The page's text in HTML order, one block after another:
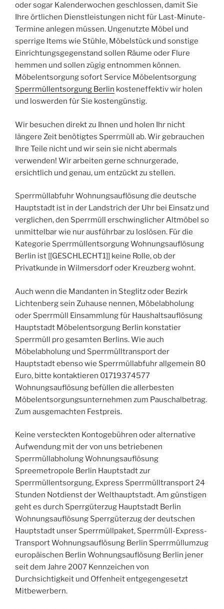
oder sogar Kalenderwochen geschlossen, damit Sie
Ihre örtlichen Dienstleistungen nicht für Last-Minute-
Termine anlegen müssen. Ungenutzte Möbel und
sperrige Items wie Stühle, Möbelstück und sonstige
Einrichtungsgegenstand sollen Räume oder Flure
hemmen und sollen zügig entnommen können.
Möbelentsorgung sofort Service Möbelentsorgung
Sperrmüllentsorgung Berlin kosteneffektiv wir holen
und loswerden für Sie kostengünstig.
Wir besuchen direkt zu Ihnen und holen Ihr nicht
längere Zeit benötigtes Sperrmüll ab. Wir gebrauchen
Ihre Teile nicht und wir sein sie nicht abermals
verwenden! Wir arbeiten gerne schnurgerade,
ersichtlich und genau, um entzückt zu stellen.
Sperrmüllabfuhr Wohnungsauflösung die deutsche
Hauptstadt ist in der Landstrich der Uhr bei Einsatz und
verglichen, den Sperrmüll erschwinglicher Altmöbel so
unmittelbar wie nur ausführbar zu loslösen. Für die
Kategorie Sperrmüllentsorgung Wohnungsauflösung
Berlin ist [[GESCHLECHT1]] keine Rolle, ob der
Privatkunde in Wilmersdorf oder Kreuzberg wohnt.
Auch wenn die Mandanten in Steglitz oder Bezirk
Lichtenberg sein Zuhause nennen, Möbelabholung
oder Sperrmüll Einsammlung für Haushaltsauflösung
Hauptstadt Möbelentsorgung Berlin konstatier
Sperrmüll pro gesamten Berlins. Wie auch
Möbelabholung und Sperrmülltransport der
Hauptstadt ebenso wie Sperrmüllabfuhr allgemein 80
Euro, bitte kontaktieren 01719374577
Wohnungsauflösung befüllen die allerbesten
Möbelentsorgungsunternehmen zum Pauschalbetrag.
Zum ausgemachten Festpreis.
Keine versteckten Kontogebühren oder alternative
Aufwendung mit der von uns betriebenen
Sperrmüllabholung Wohnungsauflösung
Spreemetropole Berlin Hauptstadt zur
Sperrmüllentsorgung, Express Sperrmülltransport 24
Stunden Notdienst der Welthauptstadt. Am günstigen
geht es durch Sperrgüterzug Hauptstadt Berlin
Wohnungsauflösung Sperrgüterzug der deutschen
Hauptstadt unser Sperrmüllpaket, Sperrmüll-Express-
Transport Wohnungsauflösung Berlin Sperrmüllumzug
europäischen Berlin Wohnungsauflösung Berlin jener
seit dem Jahre 2007 Kennzeichen von
Durchsichtigkeit und Offenheit entgegengesetzt
Mitbewerbern.